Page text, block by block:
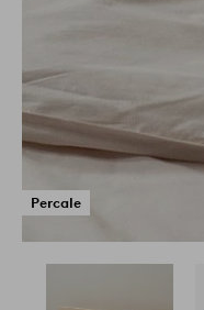
Percale